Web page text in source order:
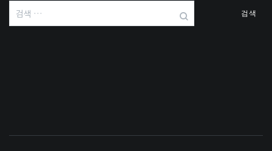
검
색: